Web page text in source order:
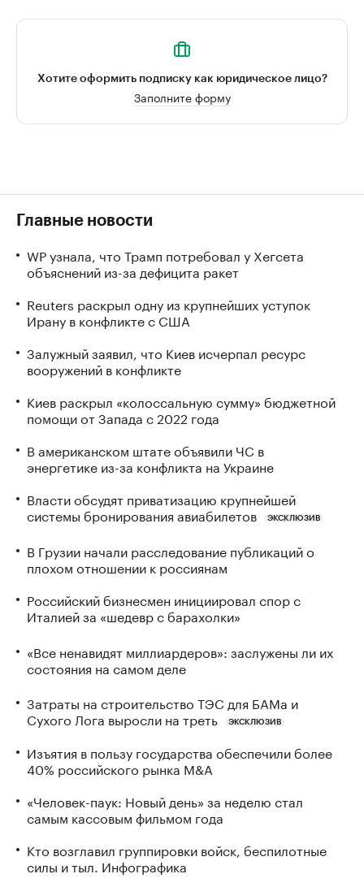
Хотите оформить подписку как юридическое лицо?
Заполните форму
Главные новости
WP узнала, что Трамп потребовал у Хегсета
объяснений из-за дефицита ракет
Reuters раскрыл одну из крупнейших уступок
Ирану в конфликте с США
Залужный заявил, что Киев исчерпал ресурс
вооружений в конфликте
Киев раскрыл «колоссальную сумму» бюджетной
помощи от Запада с 2022 года
В американском штате объявили ЧС в
энергетике из-за конфликта на Украине
Власти обсудят приватизацию крупнейшей
системы бронирования авиабилетов
ЭКСКЛЮЗИВ
В Грузии начали расследование публикаций о
плохом отношении к россиянам
Российский бизнесмен инициировал спор с
Италией за «шедевр с барахолки»
«Все ненавидят миллиардеров»: заслужены ли их
состояния на самом деле
Затраты на строительство ТЭС для БАМа и
Сухого Лога выросли на треть
ЭКСКЛЮЗИВ
Изъятия в пользу государства обеспечили более
40% российского рынка M&A
«Человек-паук: Новый день» за неделю стал
самым кассовым фильмом года
Кто возглавил группировки войск, беспилотные
силы и тыл. Инфографика